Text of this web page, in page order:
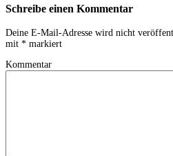
Schreibe einen Kommentar
Deine E-Mail-Adresse wird nicht
mit * markiert
Kommentar